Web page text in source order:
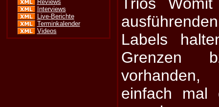
Reviews
Interviews
Live-Berichte
Terminkalender
Videos
Labels
Grenzen
einfach